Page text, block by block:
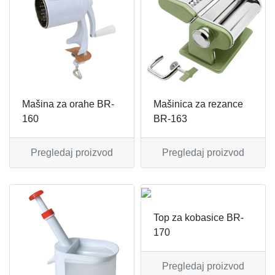
MIKSERI
MULTI STAJLERI
NUTRI PRACTIC
OSTALO ELEC
PANELNE GREJALICE
PEGLE ZA KOSU
PIZZA PEKAČI
PODNE VAGE
NOŽEVI
POJEDINAČNI ESCAJG
POSLUŽAVNICI
RENDE
SECKALICE
SERVERI
Mašina za orahe BR-
160
Pregledaj proizvod
Mašinica za rezance
BR-163
Pregledaj proizvod
Top za kobasice BR-
170
Pregledaj proizvod